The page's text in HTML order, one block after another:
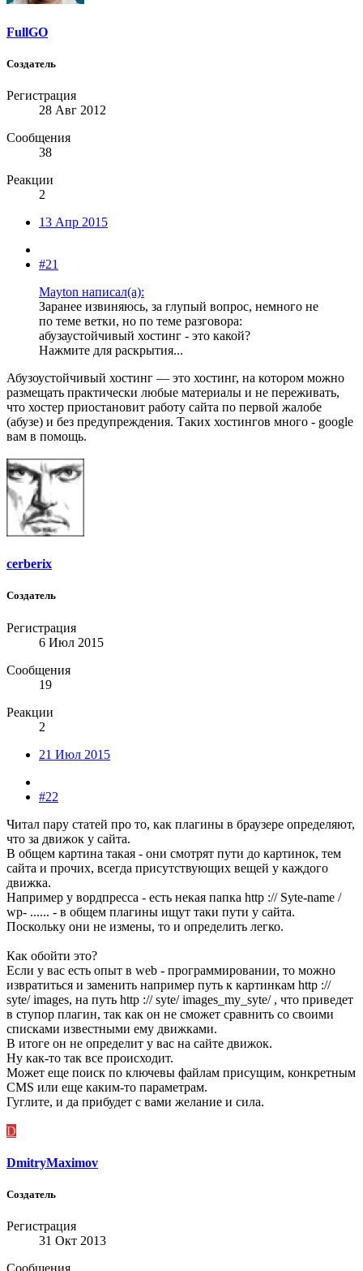
FullGO
Создатель
Регистрация
28 Авг 2012
Сообщения
38
Реакции
2
13 Апр 2015
#21
Mayton написал(а):
Заранее извиняюсь, за глупый вопрос, немного не
по теме ветки, но по теме разговора:
абузаустойчивый хостинг - это какой?
Нажмите для раскрытия...
Абузоустойчивый хостинг — это хостинг, на котором можно
размещать практически любые материалы и не переживать,
что хостер приостановит работу сайта по первой жалобе
(абузе) и без предупреждения. Таких хостингов много - google
вам в помощь.
cerberix
Создатель
Регистрация
6 Июл 2015
Сообщения
19
Реакции
2
21 Июл 2015
#22
Читал пару статей про то, как плагины в браузере определяют,
что за движок у сайта.
В общем картина такая - они смотрят пути до картинок, тем
сайта и прочих, всегда присутствующих вещей у каждого
движка.
Например у вордпресса - есть некая папка http :// Syte-name /
wp- ...... - в общем плагины ищут таки пути у сайта.
Поскольку они не измены, то и определить легко.
Как обойти это?
Если у вас есть опыт в web - программировании, то можно
извратиться и заменить например путь к картинкам http ://
syte/ images, на путь http :// syte/ images_my_syte/ , что приведет
в ступор плагин, так как он не сможет сравнить со своими
списками известными ему движками.
В итоге он не определит у вас на сайте движок.
Ну как-то так все происходит.
Может еще поиск по ключевы файлам присущим, конкретным
CMS или еще каким-то параметрам.
Гуглите, и да прибудет с вами желание и сила.
D
DmitryMaximov
Создатель
Регистрация
31 Окт 2013